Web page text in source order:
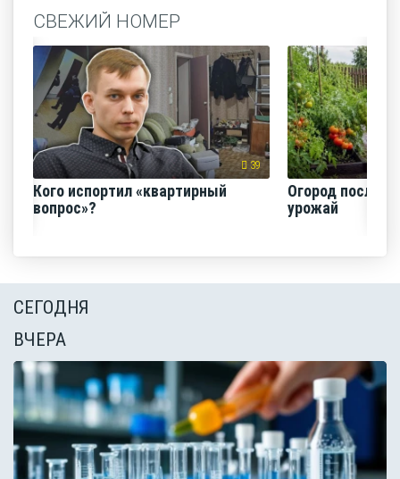
СВЕЖИЙ НОМЕР
39
Кого испортил «квартирный
вопрос»?
Огород после
урожай
СЕГОДНЯ
ВЧЕРА